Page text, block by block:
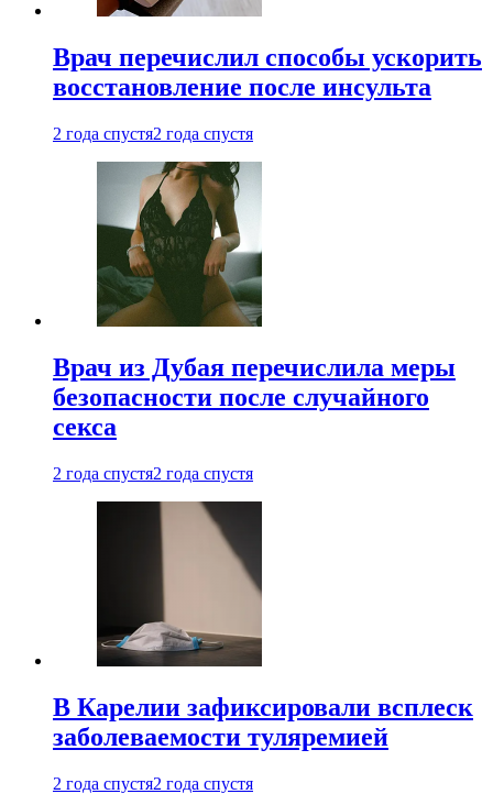
Врач перечислил способы ускорить
восстановление после инсульта
2 года спустя2 года спустя
Врач из Дубая перечислила меры
безопасности после случайного
секса
2 года спустя2 года спустя
В Карелии зафиксировали всплеск
заболеваемости туляремией
2 года спустя2 года спустя